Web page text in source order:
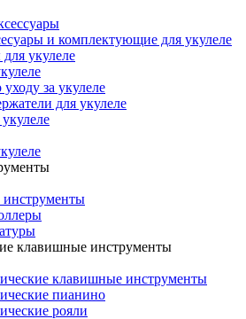
и комплектующие для укулеле
укулеле
за укулеле
для укулеле
клавишные инструменты
клавишные инструменты
пианино
рояли